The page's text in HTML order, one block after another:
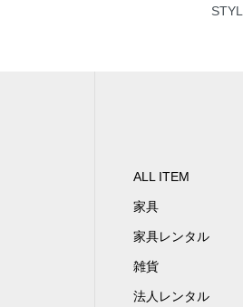
ALL ITEM
家具
家具レンタル
雑貨
法人レンタル